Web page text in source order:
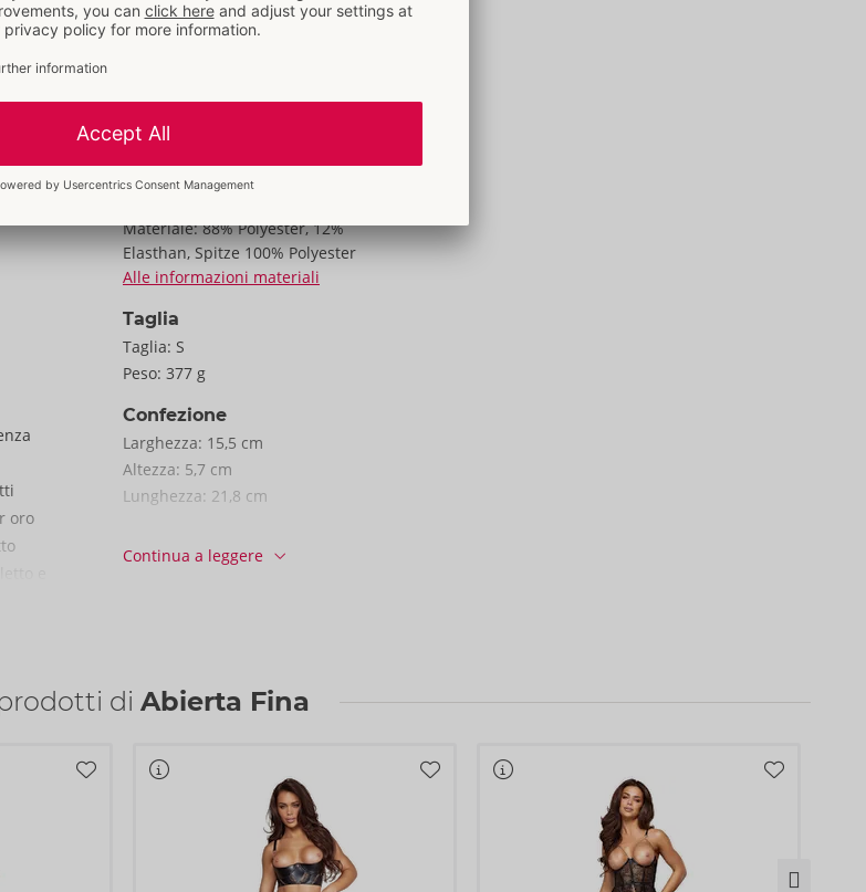
oro
I
Caratteristiche
Design con seno scoperto
In/con pizzo
Materiale: 88% Polyester, 12%
Elasthan, Spitze 100% Polyester
Alle informazioni materiali
Taglia
Taglia: S
Peso: 377 g
Confezione
Larghezza: 15,5 cm
Altezza: 5,7 cm
Lunghezza: 21,8 cm
CONF. / Cartone: 31
Paese di origine: CN
Continua a leggere
di Abierta Fina